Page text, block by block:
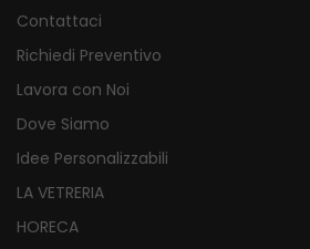
Contattaci
Richiedi Preventivo
Lavora con Noi
Dove Siamo
Idee Personalizzabili
LA VETRERIA
HORECA